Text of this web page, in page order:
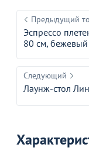
Предыдущий
Эспрессо
80 см, бежевый
Следующий
Лаунж-стол